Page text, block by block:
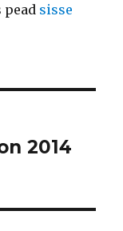
sisse
2014